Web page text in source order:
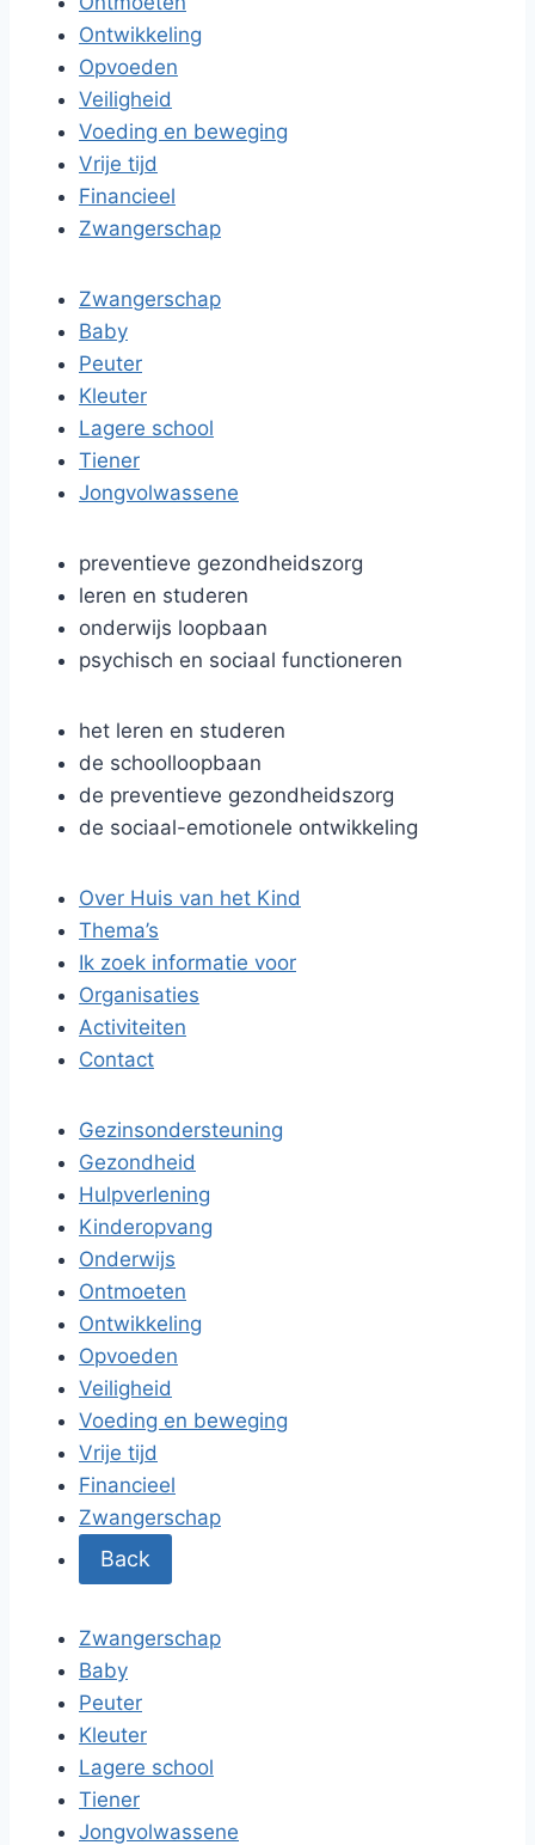
Ontwikkeling
Opvoeden
Veiligheid
Voeding en beweging
Vrije tijd
Financieel
Zwangerschap
Zwangerschap
Baby
Peuter
Kleuter
Lagere school
Tiener
Jongvolwassene
preventieve gezondheidszorg
leren en studeren
onderwijs loopbaan
psychisch en sociaal functioneren
het leren en studeren
de schoolloopbaan
de preventieve gezondheidszorg
de sociaal-emotionele ontwikkeling
Over Huis van het Kind
Thema’s
Ik zoek informatie voor
Organisaties
Activiteiten
Contact
Gezinsondersteuning
Gezondheid
Hulpverlening
Kinderopvang
Onderwijs
Ontmoeten
Ontwikkeling
Opvoeden
Veiligheid
Voeding en beweging
Vrije tijd
Financieel
Zwangerschap
Back
Zwangerschap
Baby
Peuter
Kleuter
Lagere school
Tiener
Jongvolwassene